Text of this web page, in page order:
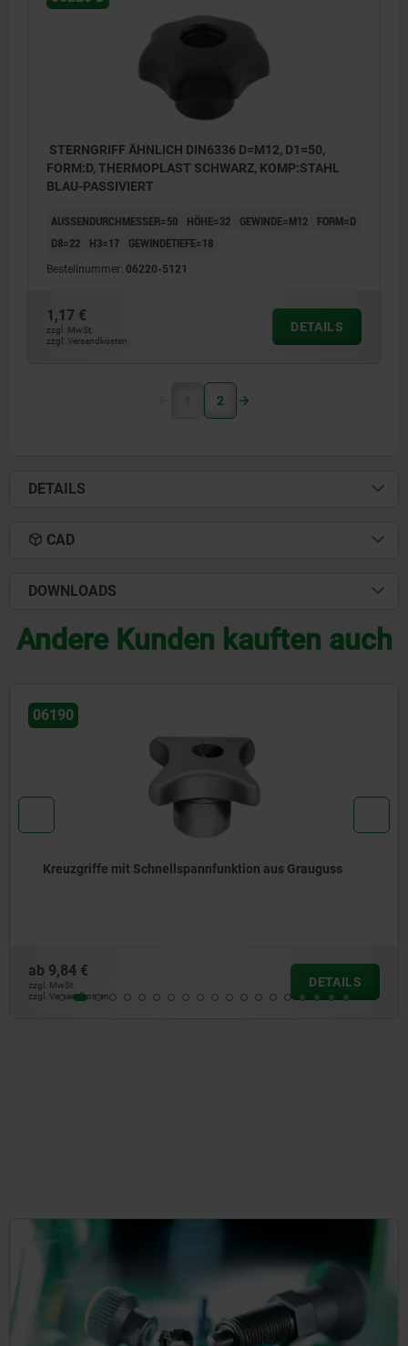
STERNGRIFF ÄHNLICH DIN6336 D=M12, D1=50,
FORM:D, THERMOPLAST SCHWARZ, KOMP:STAHL
BLAU-PASSIVIERT
AUSSENDURCHMESSER=50 HÖHE=32 GEWINDE=M12
FORM=D
D8=22
H3=17 GEWINDETIEFE=18
Bestellnummer: 06220-5121
1,17 €
zzgl. MwSt.
zzgl. Versandkosten
DETAILS
1 2
DETAILS
CAD
DOWNLOADS
Andere Kunden kauften auch
06220-20
Sterngriffe Kunststoff DIN 6336
ab0,53 €
zzgl. MwSt.
zzgl. Versandkosten
DETAILS